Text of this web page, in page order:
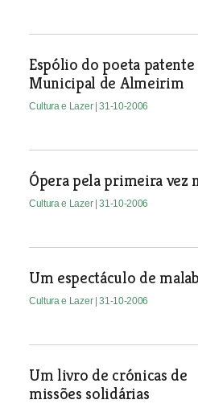
Espólio do poeta
Municipal de Almeirim
Cultura e Lazer | 31-10-2006
Ópera pela primeira vez
Cultura e Lazer | 31-10-2006
Um espectáculo de
Cultura e Lazer | 31-10-2006
Um livro de crónicas de
missões solidárias